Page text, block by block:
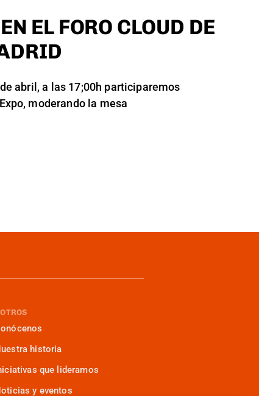
EL FORO CLOUD DE
abril, a las 17;00h participaremos
moderando la mesa
historia
que lideramos
y eventos